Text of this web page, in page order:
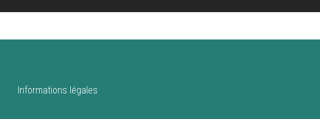
Informations légales